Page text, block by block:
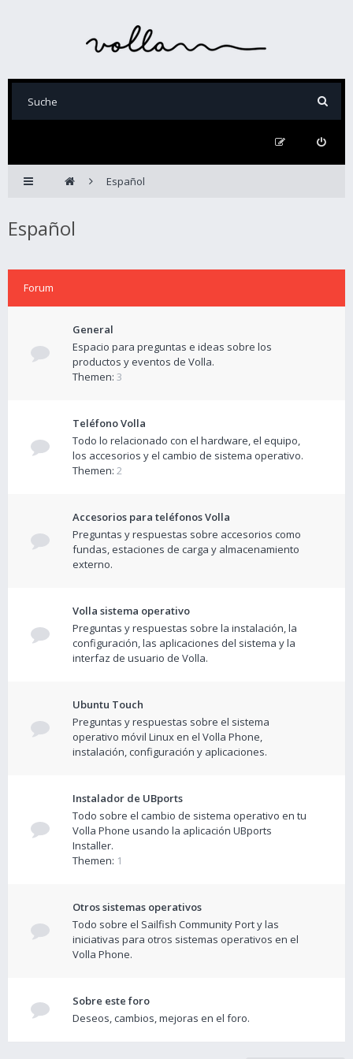
Español
Español
Forum
General
Espacio para preguntas e ideas sobre los
productos y eventos de Volla.
Themen: 3
Teléfono Volla
Todo lo relacionado con el hardware, el equipo,
los accesorios y el cambio de sistema operativo.
Themen: 2
Accesorios para teléfonos Volla
Preguntas y respuestas sobre accesorios como
fundas, estaciones de carga y almacenamiento
externo.
Volla sistema operativo
Preguntas y respuestas sobre la instalación, la
configuración, las aplicaciones del sistema y la
interfaz de usuario de Volla.
Ubuntu Touch
Preguntas y respuestas sobre el sistema
operativo móvil Linux en el Volla Phone,
instalación, configuración y aplicaciones.
Instalador de UBports
Todo sobre el cambio de sistema operativo en tu
Volla Phone usando la aplicación UBports
Installer.
Themen: 1
Otros sistemas operativos
Todo sobre el Sailfish Community Port y las
iniciativas para otros sistemas operativos en el
Volla Phone.
Sobre este foro
Deseos, cambios, mejoras en el foro.